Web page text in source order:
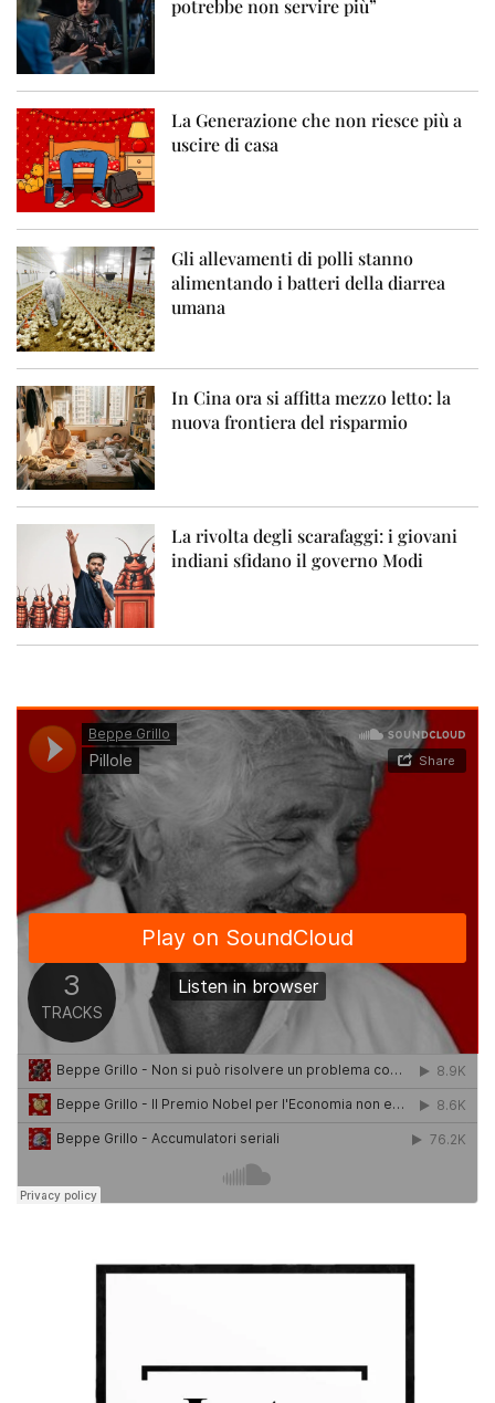
potrebbe non servire più”
La Generazione che non riesce più a
uscire di casa
Gli allevamenti di polli stanno
alimentando i batteri della diarrea
umana
In Cina ora si affitta mezzo letto: la
nuova frontiera del risparmio
La rivolta degli scarafaggi: i giovani
indiani sfidano il governo Modi